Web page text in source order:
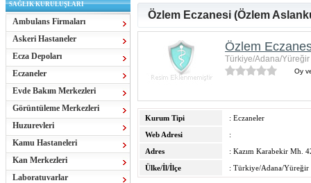
SAĞLIK KURULUŞLARI
Ambulans Firmaları
Askeri Hastaneler
Ecza Depoları
Eczaneler
Evde Bakım Merkezleri
Görüntüleme Merkezleri
Huzurevleri
Kamu Hastaneleri
Kan Merkezleri
Laboratuvarlar
Özlem Eczanesi (Özlem
Özlem
Türkiye/Adana/Yüreğir
Oy
Kurum Tipi
: Eczaneler
Web Adresi
:
Adres
: Kazım Karabekir Mh.
Ülke/İl/İlçe
: Türkiye/Adana/Yüreğir